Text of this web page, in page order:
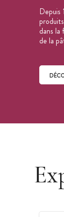
Depuis
dans la
de la